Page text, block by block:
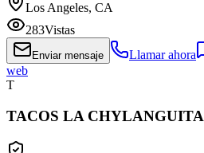
Los Angeles, CA
283Vistas
Enviar mensaje Llamar ahora
web
T
TACOS LA CHYLANGUITA